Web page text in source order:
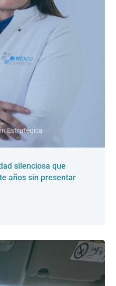
Estratégica
silenciosa que
años sin presentar